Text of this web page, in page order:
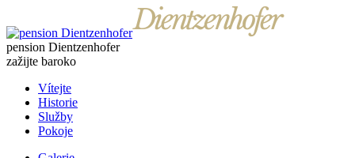
pension Dientzenhofer
zažijte baroko
Vítejte
Historie
Služby
Pokoje